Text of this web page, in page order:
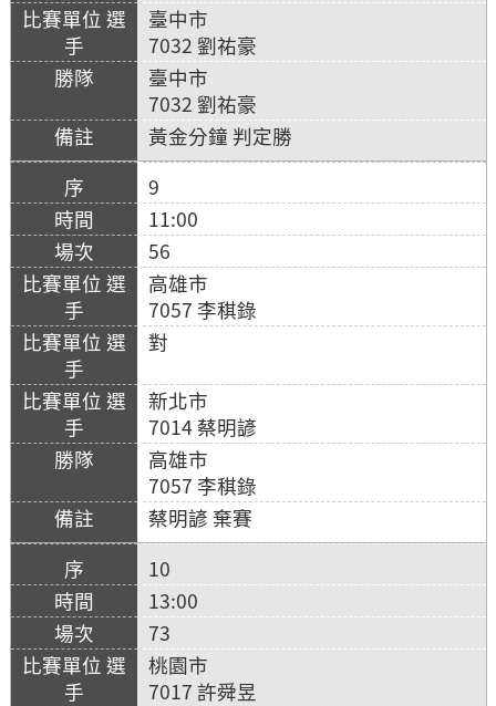
臺中市
7032 劉祐豪
臺中市
7032 劉祐豪
黃金分鐘 判定勝
9
11:00
56
高雄市
7057 李稘錄
對
新北市
7014 蔡明諺
高雄市
7057 李稘錄
蔡明諺 棄賽
10
13:00
73
桃園市
7017 許舜昱